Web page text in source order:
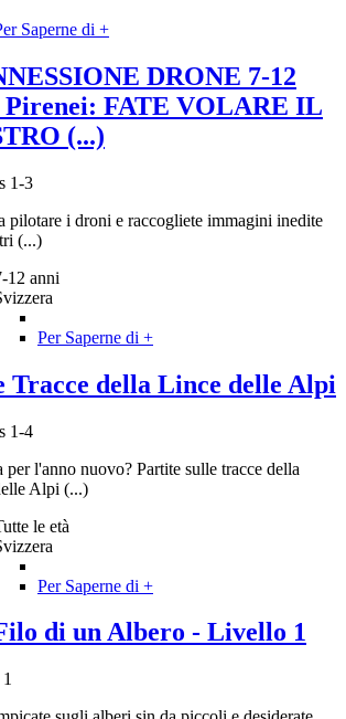
Saperne di +
DRONE 7-12
Pirenei: FATE VOLARE IL
(...)
1-3
pilotare i droni e raccogliete immagini inedite
(...)
12 anni
Per Saperne di +
Tracce della Lince delle Alpi
1-4
per l'anno nuovo? Partite sulle tracce della
Alpi (...)
le età
Per Saperne di +
di un Albero - Livello 1